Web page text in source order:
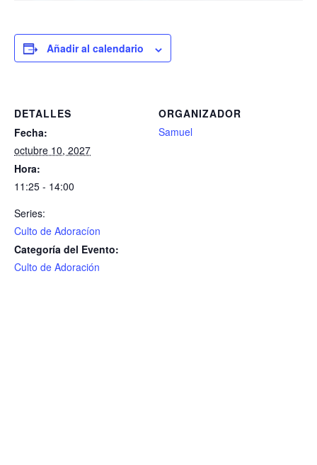
Añadir al calendario
DETALLES
Fecha:
octubre 10, 2027
Hora:
11:25 - 14:00
Series:
Culto de Adoracíon
Categoría del Evento:
Culto de Adoración
ORGANIZADOR
Samuel